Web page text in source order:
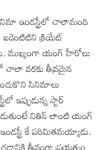
ఇండస్ట్రీలో చాలామంది
ఐడెంటిటిని క్రియేట్
ముఖ్యంగా యంగ్ హీరోలు
చాలా వరకు తీవ్రమైన
సినిమాలు
ఇప్పుడున్న స్టార్
నితిన్ లాంటి యంగ్
కే పరిమితమయ్యాడు.